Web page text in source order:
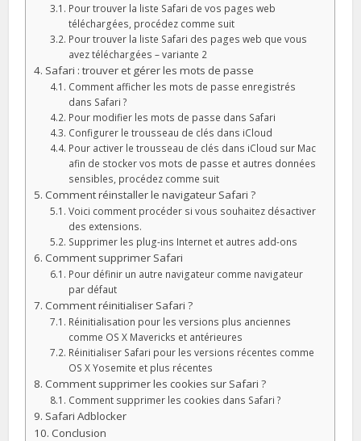
Pour trouver la liste Safari de vos pages web
téléchargées, procédez comme suit
Pour trouver la liste Safari des pages web que vous
avez téléchargées – variante 2
Safari : trouver et gérer les mots de passe
Comment afficher les mots de passe enregistrés
dans Safari ?
Pour modifier les mots de passe dans Safari
Configurer le trousseau de clés dans iCloud
Pour activer le trousseau de clés dans iCloud sur Mac
afin de stocker vos mots de passe et autres données
sensibles, procédez comme suit
Comment réinstaller le navigateur Safari ?
Voici comment procéder si vous souhaitez désactiver
des extensions.
Supprimer les plug-ins Internet et autres add-ons
Comment supprimer Safari
Pour définir un autre navigateur comme navigateur
par défaut
Comment réinitialiser Safari ?
Réinitialisation pour les versions plus anciennes
comme OS X Mavericks et antérieures
Réinitialiser Safari pour les versions récentes comme
OS X Yosemite et plus récentes
Comment supprimer les cookies sur Safari ?
Comment supprimer les cookies dans Safari ?
Safari Adblocker
Conclusion